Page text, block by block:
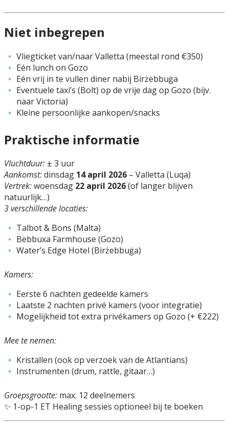
Niet inbegrepen
Vliegticket van/naar Valletta (meestal rond €350)
Eén lunch on Gozo
Eén vrij in te vullen diner nabij Birżebbuġa
Eventuele taxi’s (Bolt) op de vrije dag op Gozo (bijv.
naar Victoria)
Kleine persoonlijke aankopen/snacks
Praktische informatie
Vluchtduur: ± 3 uur
Aankomst:dinsdag 14 april 2026 – Valletta (Luqa)
Vertrek:woensdag 22 april 2026(of langer blijven
natuurlijk…)
3 verschillende locaties:
Talbot & Bons (Malta)
Bebbuxa Farmhouse (Gozo)
Water’s Edge Hotel (Birżebbuġa)
Kamers:
Eerste 6 nachten gedeelde kamers
Laatste 2 nachten privé kamers (voor integratie)
Mogelijkheid tot extra privékamers op Gozo (+ €222)
Mee te nemen:
Kristallen (ook op verzoek van de Atlantians)
Instrumenten (drum, rattle, gitaar…)
Groepsgrootte: max. 12 deelnemers
✨ 1-op-1 ET Healing sessies optioneel bij te boeken